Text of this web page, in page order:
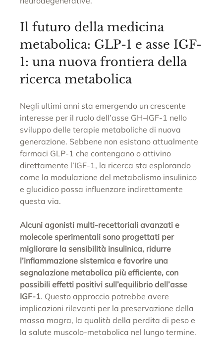
Il futuro della medicina
metabolica: GLP-1 e asse IGF-
1: una nuova frontiera della
ricerca metabolica
Negli ultimi anni sta emergendo un crescente
interesse per il ruolo dell’asse GH–IGF-1 nello
sviluppo delle terapie metaboliche di nuova
generazione. Sebbene non esistano attualmente
farmaci GLP-1 che contengano o attivino
direttamente l’IGF-1, la ricerca sta esplorando
come la modulazione del metabolismo insulinico
e glucidico possa influenzare indirettamente
questa via.
Alcuni agonisti multi-recettoriali avanzati e
molecole sperimentali sono progettati per
migliorare la sensibilità insulinica, ridurre
l’infiammazione sistemica e favorire una
segnalazione metabolica più efficiente, con
possibili effetti positivi sull’equilibrio dell’asse
IGF-1. Questo approccio potrebbe avere
implicazioni rilevanti per la preservazione della
massa magra, la qualità della perdita di peso e
la salute muscolo-metabolica nel lungo termine.